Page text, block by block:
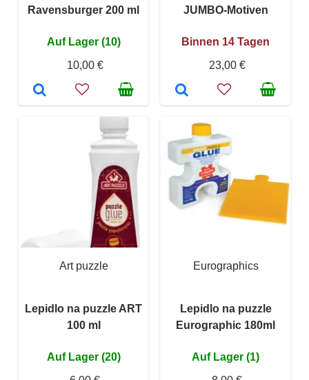
Ravensburger 200 ml
Auf Lager (10)
10,00 €
JUMBO-Motiven
Binnen 14 Tagen
23,00 €
Art puzzle
Lepidlo na puzzle ART
100 ml
Auf Lager (20)
Eurographics
Lepidlo na puzzle
Eurographic 180ml
Auf Lager (1)